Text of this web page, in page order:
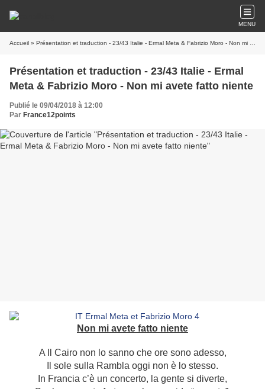
MENU
Accueil » Présentation et traduction - 23/43 Italie - Ermal Meta & Fabrizio Moro - Non mi avete fatto niente
Présentation et traduction - 23/43 Italie - Ermal
Meta & Fabrizio Moro - Non mi avete fatto niente
Publié le 09/04/2018 à 12:00
Par France12points
Non mi avete fatto niente
A Il Cairo non lo sanno che ore sono adesso,
Il sole sulla Rambla oggi non è lo stesso.
In Francia c’è un concerto, la gente si diverte,